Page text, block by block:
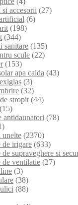
accesorii (27)
(6)
(198)
(344)
sanitare (135)
scule (22)
(153)
apa calda (43)
(3)
(32)
stropit (44)
(15)
antidaunatori (78)
unelte (2370)
de irigare (633)
de supraveghere si
de ventilatie (27)
(3)
(38)
(88)